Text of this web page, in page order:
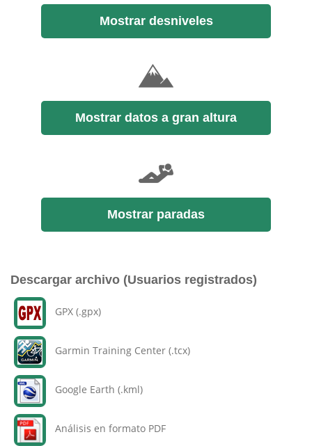
Mostrar desniveles
Mostrar datos a gran altura
Mostrar paradas
Descargar archivo (Usuarios registrados)
GPX (.gpx)
Garmin Training Center (.tcx)
Google Earth (.kml)
Análisis en formato PDF